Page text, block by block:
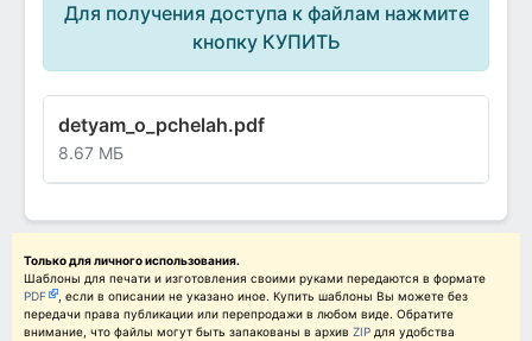
Для получения доступа к файлам нажмите
кнопку КУПИТЬ
detyam_o_pchelah.pdf
8.67 МБ
Только для личного использования.
Шаблоны для печати и изготовления своими руками передаются в формате
PDF
, если в описании не указано иное. Купить шаблоны Вы можете без
передачи права публикации или перепродажи в любом виде. Обратите
внимание, что файлы могут быть запакованы в архив ZIP для удобства